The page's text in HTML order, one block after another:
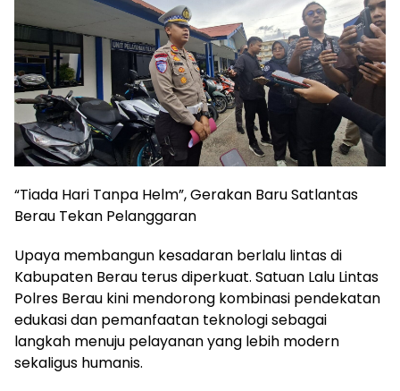
“Tiada Hari Tanpa Helm”, Gerakan Baru Satlantas
Berau Tekan Pelanggaran
Upaya membangun kesadaran berlalu lintas di
Kabupaten Berau terus diperkuat. Satuan Lalu Lintas
Polres Berau kini mendorong kombinasi pendekatan
edukasi dan pemanfaatan teknologi sebagai
langkah menuju pelayanan yang lebih modern
sekaligus humanis.